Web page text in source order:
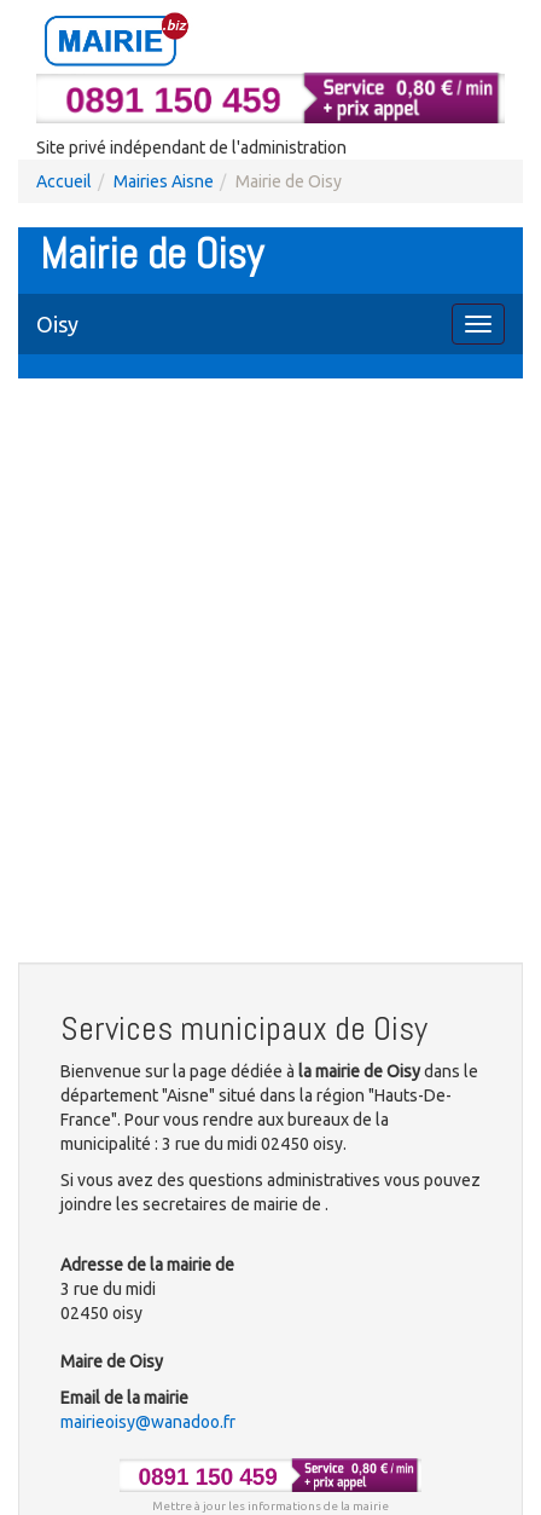
Site privé indépendant de l'administration
Accueil
Mairies Aisne Mairie de Oisy
Mairie de Oisy
Toggle
Oisy
Services municipaux de Oisy
Bienvenue sur la page dédiée à la mairie de Oisydans le
département "Aisne" situé dans la région "Hauts-De-
France". Pour vous rendre aux bureaux de la
municipalité : 3 rue du midi 02450 oisy.
Si vous avez des questions administratives vous pouvez
joindre les secretaires de mairie de .
Adresse de la mairie de
3 rue du midi
02450 oisy
Maire de Oisy
Email de la mairie
mairieoisy@wanadoo.fr
Mettre à jour les informations de la mairie